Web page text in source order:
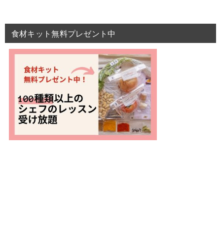
食材キット無料プレゼント中